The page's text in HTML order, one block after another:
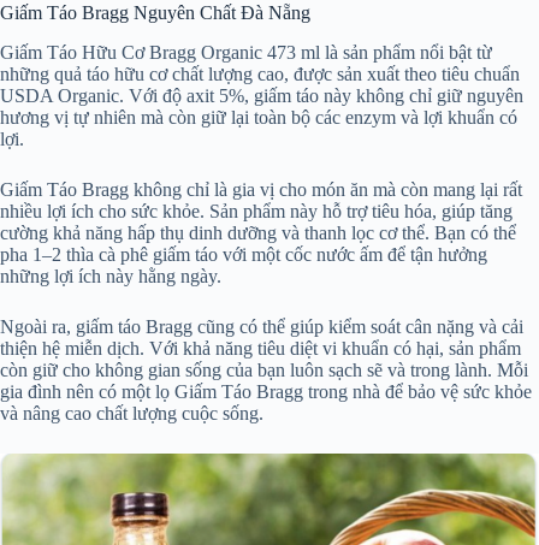
Giấm Táo Bragg Nguyên Chất Đà Nẵng
Giấm Táo Hữu Cơ Bragg Organic 473 ml là sản phẩm nổi bật từ
những quả táo hữu cơ chất lượng cao, được sản xuất theo tiêu chuẩn
USDA Organic. Với độ axit 5%, giấm táo này không chỉ giữ nguyên
hương vị tự nhiên mà còn giữ lại toàn bộ các enzym và lợi khuẩn có
lợi.
Giấm Táo Bragg không chỉ là gia vị cho món ăn mà còn mang lại rất
nhiều lợi ích cho sức khỏe. Sản phẩm này hỗ trợ tiêu hóa, giúp tăng
cường khả năng hấp thụ dinh dưỡng và thanh lọc cơ thể. Bạn có thể
pha 1–2 thìa cà phê giấm táo với một cốc nước ấm để tận hưởng
những lợi ích này hằng ngày.
Ngoài ra, giấm táo Bragg cũng có thể giúp kiểm soát cân nặng và cải
thiện hệ miễn dịch. Với khả năng tiêu diệt vi khuẩn có hại, sản phẩm
còn giữ cho không gian sống của bạn luôn sạch sẽ và trong lành. Mỗi
gia đình nên có một lọ Giấm Táo Bragg trong nhà để bảo vệ sức khỏe
và nâng cao chất lượng cuộc sống.